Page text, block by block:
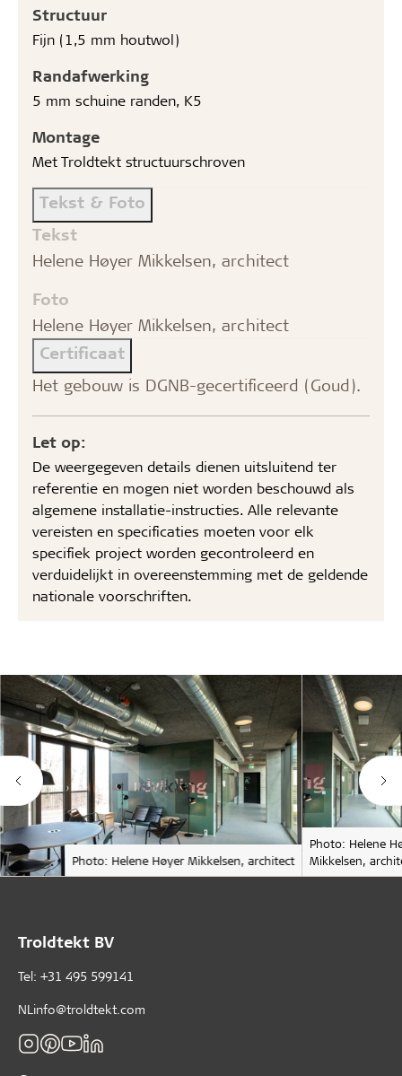
Structuur
Fijn (1,5 mm houtwol)
Randafwerking
5 mm schuine randen, K5
Montage
Met Troldtekt structuurschroven
Tekst & Foto
Tekst
Helene Høyer Mikkelsen, architect
Foto
Helene Høyer Mikkelsen, architect
Certificaat
Het gebouw is DGNB-gecertificeerd (Goud).
Let op:
De weergegeven details dienen uitsluitend ter
referentie en mogen niet worden beschouwd als
algemene installatie-instructies. Alle relevante
vereisten en specificaties moeten voor elk
specifiek project worden gecontroleerd en
verduidelijkt in overeenstemming met de geldende
nationale voorschriften.
Photo: Helene Høyer Mikkelsen, architect
Photo: Helene
Mikkelsen,
Troldtekt BV
Tel: +31 495 599141
NLinfo@troldtekt.com